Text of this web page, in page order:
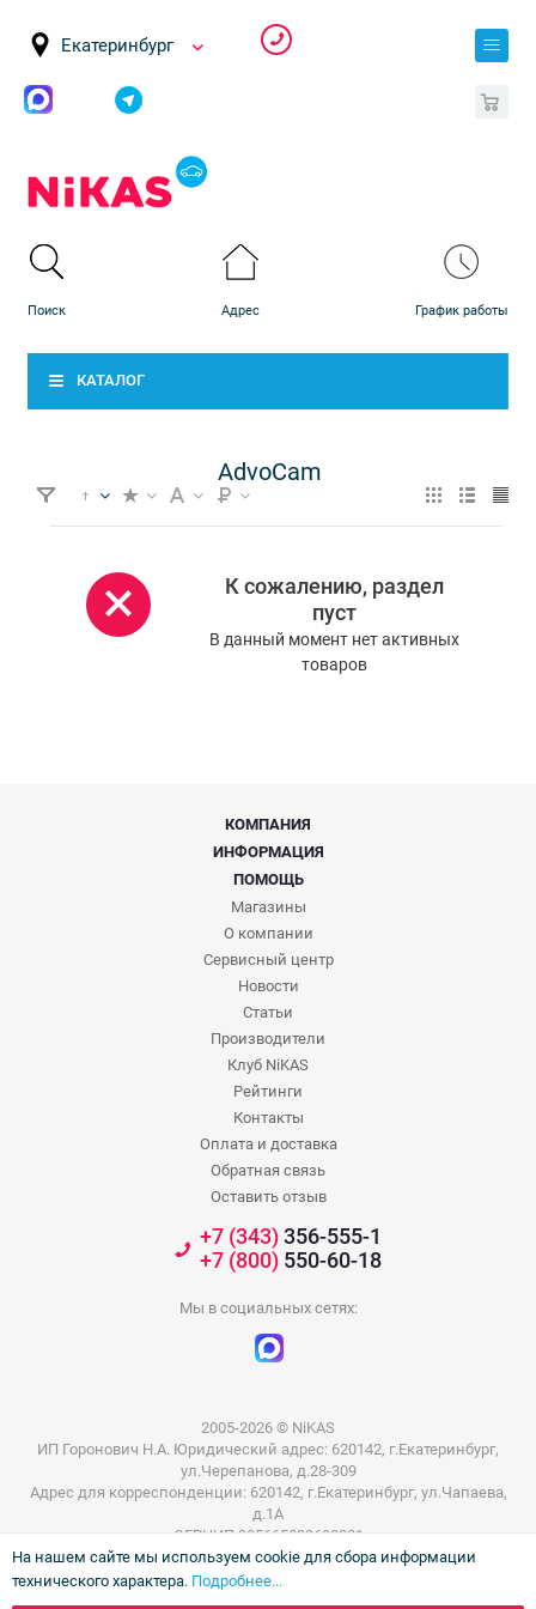
Екатеринбург
КАТАЛОГ
AdvoCam
К сожалению, раздел
пуст
В данный момент нет активных
товаров
КОМПАНИЯ
ИНФОРМАЦИЯ
ПОМОЩЬ
Магазины
О компании
Сервисный центр
Новости
Статьи
Производители
Клуб NiKAS
Рейтинги
Контакты
Оплата и доставка
Обратная связь
Оставить отзыв
+7 (343)356-555-1
+7 (800)550-60-18
Мы в социальных сетях:
2005-2026 © NiKAS
ИП Горонович Н.А. Юридический адрес: 620142, г.Екатеринбург,
ул.Черепанова, д.28-309
Адрес для корреспонденции: 620142, г.Екатеринбург, ул.Чапаева,
д.1А
ОГРНИП 305665832600031
ИНН 665801802803
На нашем сайте мы используем cookie для сбора информации
технического характера. Подробнее...